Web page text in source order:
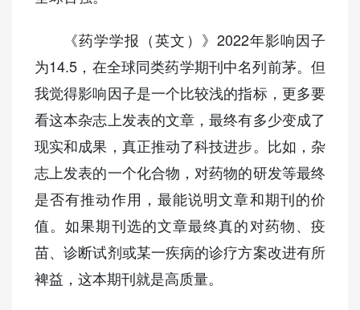
《药学学报（英文）》2022年影响因子
为14.5，在全球同类药学期刊中名列前茅。但
我觉得影响因子是一个比较浅的指标，更多要
看这本杂志上发表的文章，最终有多少变成了
现实和成果，真正推动了科技进步。比如，杂
志上发表的一个化合物，对药物的研发等最终
是否有推动作用，最能说明文章和期刊的价
值。如果期刊选的文章最终真的对药物、疫
苗、诊断试剂或某一疾病的诊疗方案改进有所
裨益，这本期刊就是高质量。